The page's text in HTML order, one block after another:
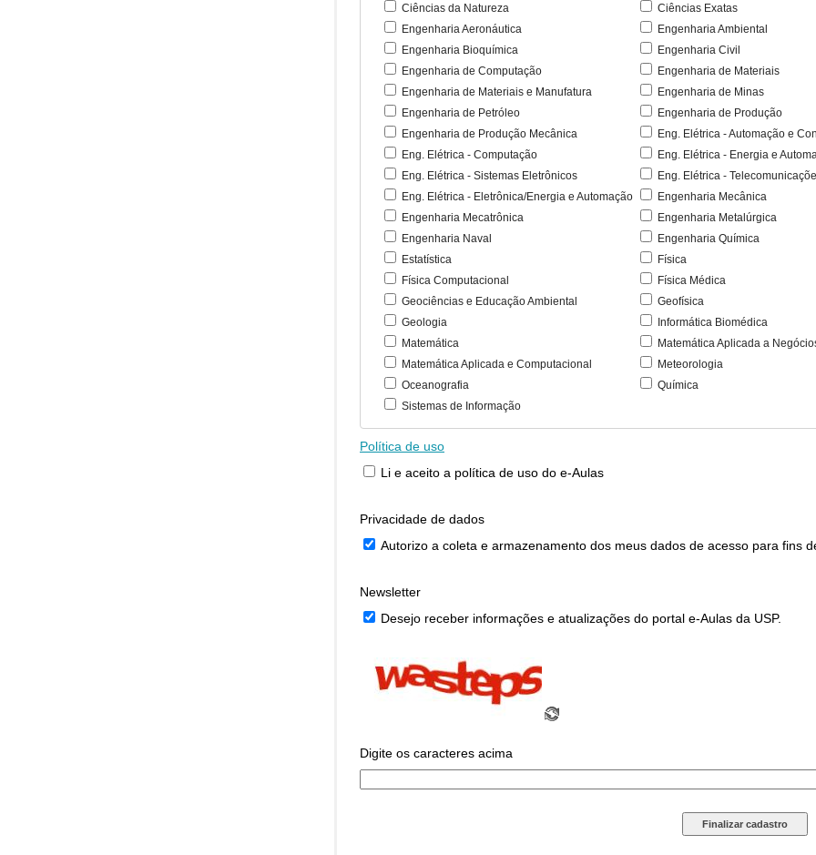
Ciências da Natureza
Ciências Exatas
Engenharia Aeronáutica
Engenharia Ambiental
Engenharia Bioquímica
Engenharia Civil
Engenharia de Computação
Engenharia de Materiais
Engenharia de Materiais e Manufatura
Engenharia de Minas
Engenharia de Petróleo
Engenharia de Produção
Engenharia de Produção Mecânica
Eng. Elétrica - Automação e
Eng. Elétrica - Computação
Eng. Elétrica - Energia e
Eng. Elétrica - Sistemas Eletrônicos
Eng. Elétrica -
Eng. Elétrica - Eletrônica/Energia e Automação
Engenharia Mecânica
Engenharia Mecatrônica
Engenharia Metalúrgica
Engenharia Naval
Engenharia Química
Estatística
Física
Física Computacional
Física Médica
Geociências e Educação Ambiental
Geofísica
Geologia
Informática Biomédica
Matemática
Matemática Aplicada a
Matemática Aplicada e Computacional
Meteorologia
Oceanografia
Química
Sistemas de Informação
Política de uso
Li e aceito a política de uso do e-Aulas
Privacidade de dados
Autorizo a coleta e armazenamento dos meus dados de acesso para fins
Newsletter
Desejo receber informações e atualizações do portal e-Aulas da USP.
Digite os caracteres acima